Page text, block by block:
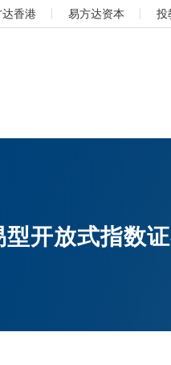
香港 易方达资本 投
开放式指数